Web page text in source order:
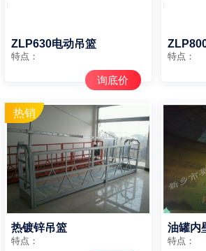
ZLP630电动吊篮
特点：
询底价
特点：
热镀锌吊篮
特点：
油罐内
特点：